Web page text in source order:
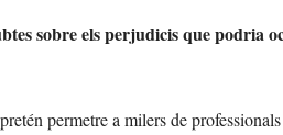
sobre els perjudicis que podria
permetre a milers de